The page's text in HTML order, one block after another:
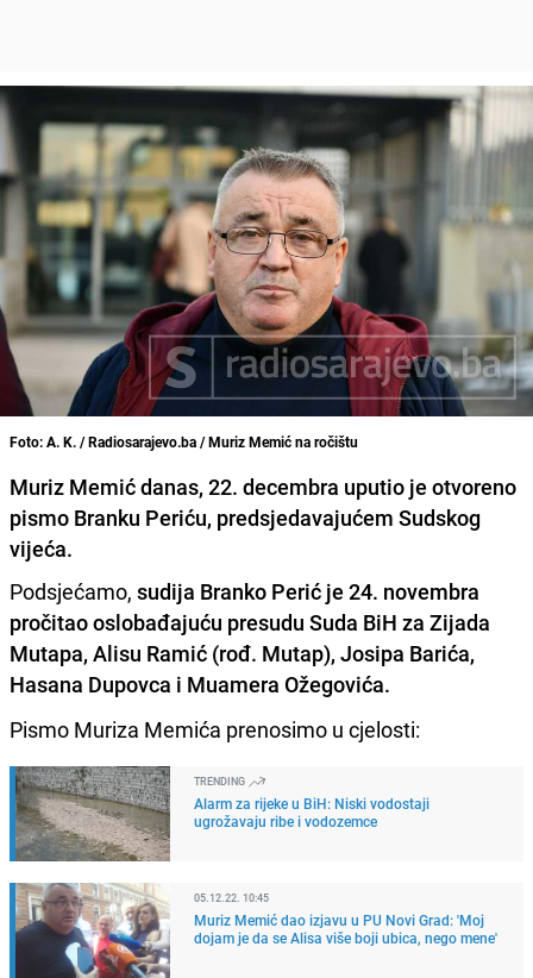
Foto: A. K. / Radiosarajevo.ba / Muriz Memić na ročištu
Muriz Memić danas, 22. decembra uputio je otvoreno
pismo Branku Periću, predsjedavajućem Sudskog
vijeća.
Podsjećamo, sudija Branko Perić je 24. novembra
pročitao oslobađajuću presudu Suda BiH za Zijada
Mutapa, Alisu Ramić (rođ. Mutap), Josipa Barića,
Hasana Dupovca i Muamera Ožegovića.
Pismo Muriza Memića prenosimo u cjelosti:
TRENDING
Alarm za rijeke u BiH: Niski vodostaji
ugrožavaju ribe i vodozemce
05.12.22. 10:45
Muriz Memić dao izjavu u PU Novi Grad: 'Moj
dojam je da se Alisa više boji ubica, nego mene'